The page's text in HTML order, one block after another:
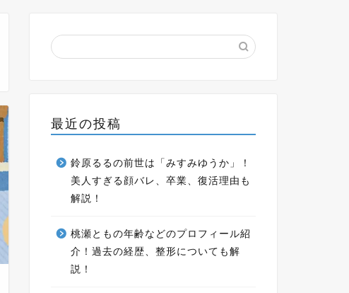
最近の投稿
鈴原るるの前世は「みすみゆうか」！
美人すぎる顔バレ、卒業、復活理由も
解説！
桃瀬ともの年齢などのプロフィール紹
介！過去の経歴、整形についても解
説！